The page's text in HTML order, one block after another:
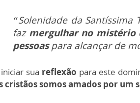
“Solenidade da Santíssima
faz mergulhar no mistério
pessoaspara alcançar de
sua reflexão para este
cristãos somos amados por um